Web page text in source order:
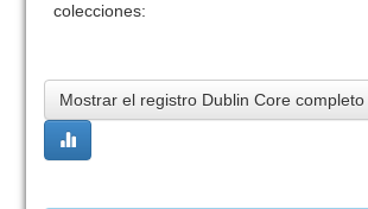
colecciones:
Mostrar el registro Dublin Core